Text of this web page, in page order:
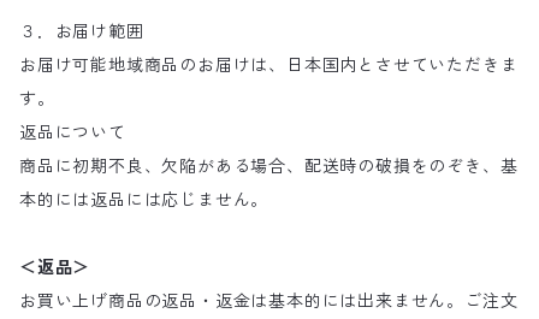
３．お届け範囲
お届け可能地域商品のお届けは、日本国内とさせていただきま
す。
返品について
商品に初期不良、欠陥がある場合、配送時の破損をのぞき、基
本的には返品には応じません。
＜返品＞
お買い上げ商品の返品・返金は基本的には出来ません。ご注文